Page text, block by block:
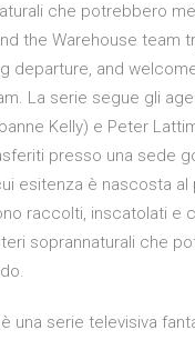
che potrebbero
the Warehouse team
departure, and
La serie segue gli
Kelly) e Peter
presso una sede
esitenza è nascosta al
raccolti, inscatolati e
soprannaturali che
una serie televisiva